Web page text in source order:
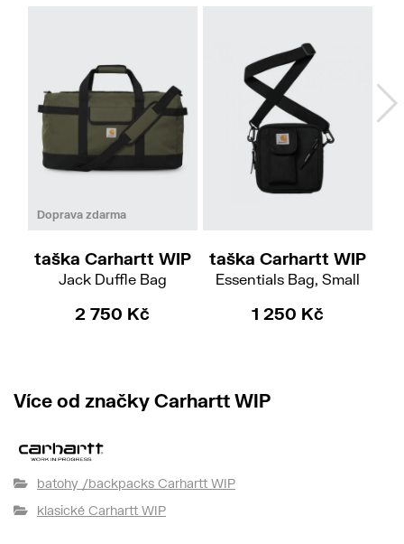
Doprava zdarma
taška Carhartt WIP
Jack Duffle Bag
2 750 Kč
taška Carhartt WIP
Essentials Bag, Small
1 250 Kč
Více od značky Carhartt WIP
batohy /backpacks Carhartt WIP
klasické Carhartt WIP